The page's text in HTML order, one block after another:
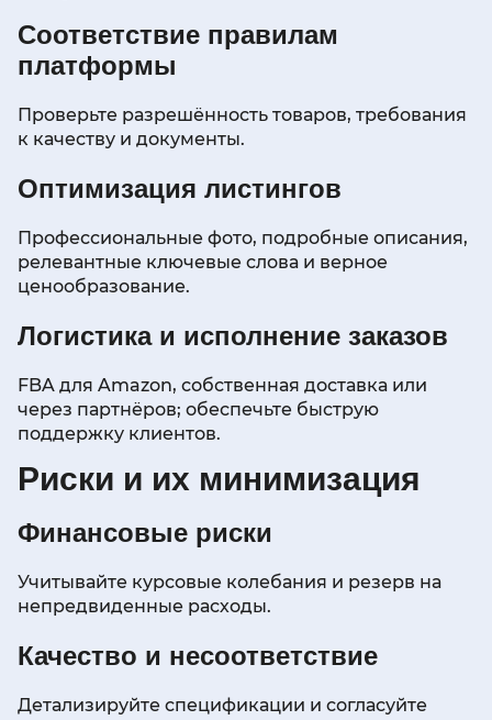
Соответствие правилам
платформы
Проверьте разрешённость товаров, требования
к качеству и документы.
Оптимизация листингов
Профессиональные фото, подробные описания,
релевантные ключевые слова и верное
ценообразование.
Логистика и исполнение заказов
FBA для Amazon, собственная доставка или
через партнёров; обеспечьте быструю
поддержку клиентов.
Риски и их минимизация
Финансовые риски
Учитывайте курсовые колебания и резерв на
непредвиденные расходы.
Качество и несоответствие
Детализируйте спецификации и согласуйте